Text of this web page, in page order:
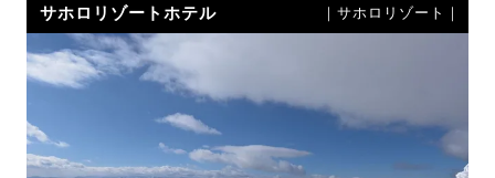
サホロリゾートホテル ｜サホロリゾート｜